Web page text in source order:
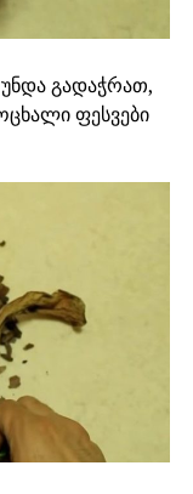
გადაჭრათ,
ფესვები